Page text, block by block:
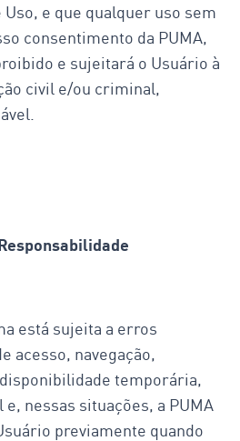
Uso, e que qualquer uso sem
consentimento da PUMA,
e sujeitará o Usuário à
civil e/ou criminal,
está sujeita a erros
acesso, navegação,
temporária,
nessas situações, a PUMA
previamente quando